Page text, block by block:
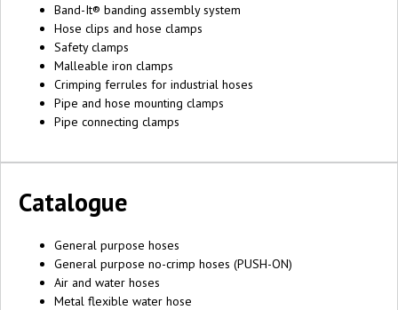
Band-It® banding assembly system
Hose clips and hose clamps
Safety clamps
Malleable iron clamps
Crimping ferrules for industrial hoses
Pipe and hose mounting clamps
Pipe connecting clamps
Catalogue
General purpose hoses
General purpose no-crimp hoses (PUSH-ON)
Air and water hoses
Metal flexible water hose